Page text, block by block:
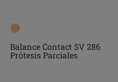
Balance Contact SV 286
Prótesis Parciales